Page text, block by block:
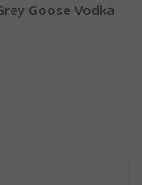
Goose Vodka